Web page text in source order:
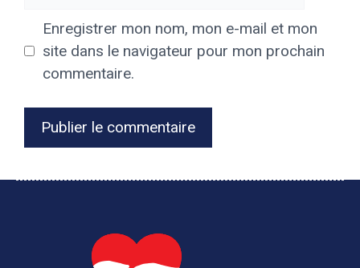
Enregistrer mon nom, mon e-mail et mon
site dans le navigateur pour mon prochain
commentaire.